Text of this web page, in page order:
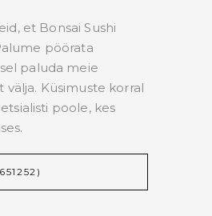
et Bonsai Sushi
pöörata
paluda meie
Küsimuste korral
poole, kes